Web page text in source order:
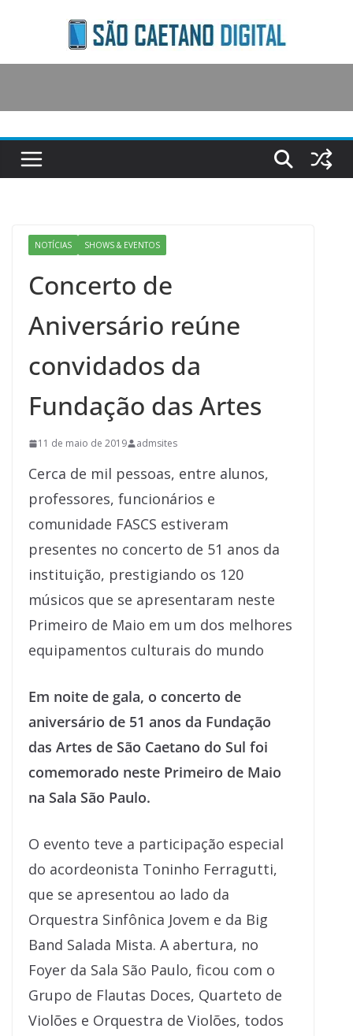
content
NOTÍCIAS SHOWS & EVENTOS
Concerto de
Aniversário reúne
convidados da
Fundação das Artes
11 de maio de 2019 admsites
Cerca de mil pessoas, entre alunos,
professores, funcionários e
comunidade FASCS estiveram
presentes no concerto de 51 anos da
instituição, prestigiando os 120
músicos que se apresentaram neste
Primeiro de Maio em um dos melhores
equipamentos culturais do mundo
Em noite de gala, o concerto de
aniversário de 51 anos da Fundação
das Artes de São Caetano do Sul foi
comemorado neste Primeiro de Maio
na Sala São Paulo.
O evento teve a participação especial
do acordeonista Toninho Ferragutti,
que se apresentou ao lado da
Orquestra Sinfônica Jovem e da Big
Band Salada Mista. A abertura, no
Foyer da Sala São Paulo, ficou com o
Grupo de Flautas Doces, Quarteto de
Violões e Orquestra de Violões, todos